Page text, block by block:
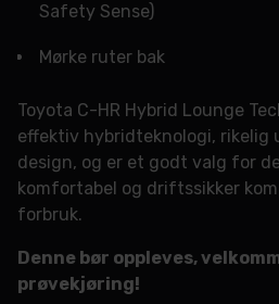
Safety Sense)
Mørke ruter bak
Toyota C-HR Hybrid Lounge
effektiv hybridteknologi, rikelig
design, og er et godt valg for
komfortabel og driftssikker
forbruk.
Denne bør oppleves,
prøvekjøring!